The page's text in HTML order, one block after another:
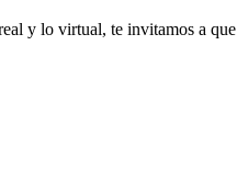
y lo virtual, te invitamos a que